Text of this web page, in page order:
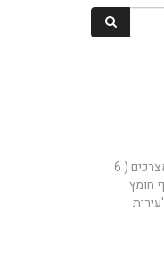
מתכונים לחג השבועות:סלט פלפלים קלויים וגבינותמצרכים ( 6
בצבעים שונים1/3 כוס שמן זית1 כף חומץ
קולאג'עירית